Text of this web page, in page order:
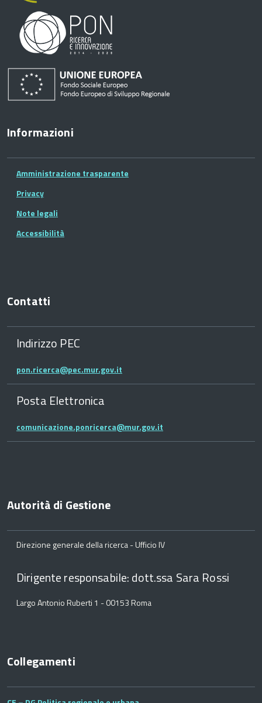
Informazioni
Amministrazione trasparente
Privacy
Note legali
Accessibilità
Contatti
Indirizzo PEC
pon.ricerca@pec.mur.gov.it
Posta Elettronica
comunicazione.ponricerca@mur.gov.it
Autorità di Gestione
Direzione generale della ricerca - Ufficio IV
Dirigente responsabile: dott.ssa Sara Rossi
Largo Antonio Ruberti 1 - 00153 Roma
Collegamenti